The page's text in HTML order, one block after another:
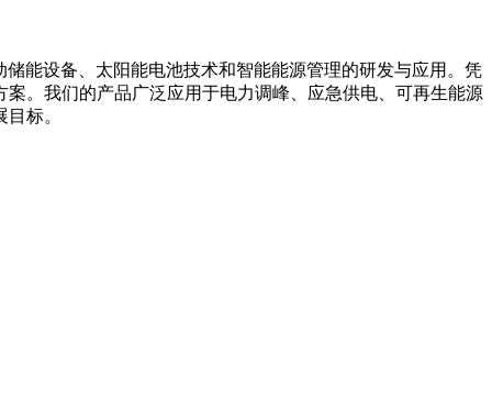
储能设备、太阳能电池技术和智能能源管理的研发与应用。凭
。我们的产品广泛应用于电力调峰、应急供电、可再生能源
标。